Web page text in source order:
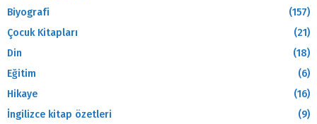
Biyografi
(157)
Çocuk Kitapları
(21)
Din
(18)
Eğitim
(6)
Hikaye
(16)
İngilizce kitap özetleri
(9)